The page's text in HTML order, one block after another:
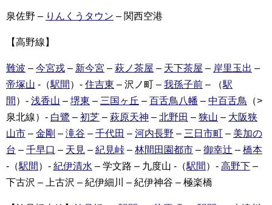
泉佐野 – りんくうタウン – 関西空港
【高野線】
難波 – 今宮戎 – 新今宮 – 萩ノ茶屋 – 天下茶屋 – 岸里玉出 –
帝塚山 -（駅間 ）- 住吉東 – 沢ノ町 – 我孫子前 – （駅
間 ）- 浅香山 – 堺東 – 三国ヶ丘 – 百舌鳥八幡 – 中百舌鳥 （>
泉北線）- 白鷺 – 初芝 – 萩原天神 – 北野田 – 狭山 – 大阪狭
山市 – 金剛 – 滝谷 – 千代田 – 河内長野 – 三日市町 – 美加の
台 – 千早口 – 天見 – 紀見峠 – 林間田園都市 – 御幸辻 – 橋本
-（駅間 ）- 紀伊清水 – 学文路 – 九度山 -（駅間 ）- 高野下 –
下古沢 – 上古沢 – 紀伊細川 – 紀伊神谷 – 極楽橋